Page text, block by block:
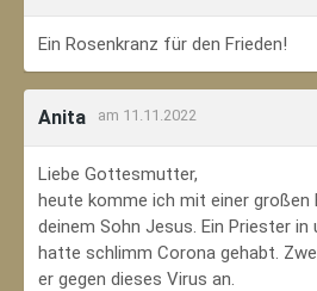
Ein Rosenkranz für den Frieden!
Anita am 11.11.2022
Liebe Gottesmutter,
heute komme ich mit einer großen
deinem Sohn Jesus. Ein Priester in
hatte schlimm Corona gehabt.
er gegen dieses Virus an.